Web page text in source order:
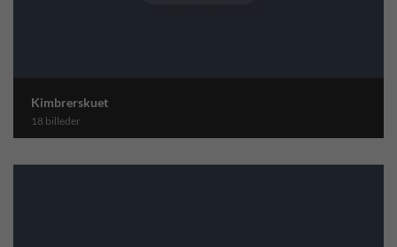
Kimbrerskuet
18 billeder